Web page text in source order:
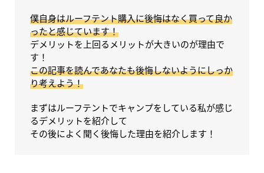
僕自身はルーフテント購入に後悔はなく買って良か
ったと感じています！
デメリットを上回るメリットが大きいのが理由で
す！
この記事を読んであなたも後悔しないようにしっか
り考えよう！
まずはルーフテントでキャンプをしている私が感じ
るデメリットを紹介して
その後によく聞く後悔した理由を紹介します！